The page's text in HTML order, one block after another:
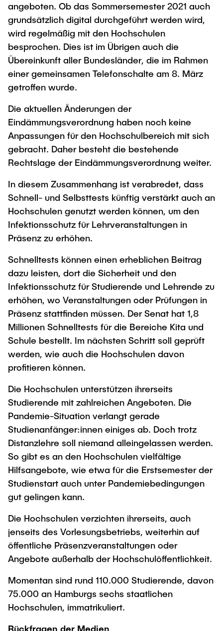
angeboten. Ob das Sommersemester 2021 auch
grundsätzlich digital durchgeführt werden wird,
wird regelmäßig mit den Hochschulen
besprochen. Dies ist im Übrigen auch die
Übereinkunft aller Bundesländer, die im Rahmen
einer gemeinsamen Telefonschalte am 8. März
getroffen wurde.
Die aktuellen Änderungen der
Eindämmungsverordnung haben noch keine
Anpassungen für den Hochschulbereich mit sich
gebracht. Daher besteht die bestehende
Rechtslage der Eindämmungsverordnung weiter.
In diesem Zusammenhang ist verabredet, dass
Schnell- und Selbsttests künftig verstärkt auch an
Hochschulen genutzt werden können, um den
Infektionsschutz für Lehrveranstaltungen in
Präsenz zu erhöhen.
Schnelltests können einen erheblichen Beitrag
dazu leisten, dort die Sicherheit und den
Infektionsschutz für Studierende und Lehrende zu
erhöhen, wo Veranstaltungen oder Prüfungen in
Präsenz stattfinden müssen. Der Senat hat 1,8
Millionen Schnelltests für die Bereiche Kita und
Schule bestellt. Im nächsten Schritt soll geprüft
werden, wie auch die Hochschulen davon
profitieren können.
Die Hochschulen unterstützen ihrerseits
Studierende mit zahlreichen Angeboten. Die
Pandemie-Situation verlangt gerade
Studienanfänger:innen einiges ab. Doch trotz
Distanzlehre soll niemand alleingelassen werden.
So gibt es an den Hochschulen vielfältige
Hilfsangebote, wie etwa für die Erstsemester der
Studienstart auch unter Pandemiebedingungen
gut gelingen kann.
Die Hochschulen verzichten ihrerseits, auch
jenseits des Vorlesungsbetriebs, weiterhin auf
öffentliche Präsenzveranstaltungen oder
Angebote außerhalb der Hochschulöffentlichkeit.
Momentan sind rund 110.000 Studierende, davon
75.000 an Hamburgs sechs staatlichen
Hochschulen, immatrikuliert.
Rückfragen der Medien